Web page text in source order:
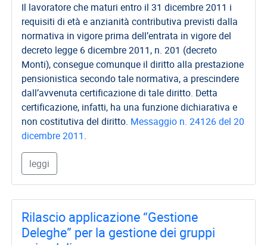
Il lavoratore che maturi entro il 31 dicembre 2011 i
requisiti di età e anzianità contributiva previsti dalla
normativa in vigore prima dell’entrata in vigore del
decreto legge 6 dicembre 2011, n. 201 (decreto
Monti), consegue comunque il diritto alla prestazione
pensionistica secondo tale normativa, a prescindere
dall’avvenuta certificazione di tale diritto. Detta
certificazione, infatti, ha una funzione dichiarativa e
non costitutiva del diritto. Messaggio n. 24126 del 20
dicembre 2011.
leggi
Rilascio applicazione “Gestione
Deleghe” per la gestione dei gruppi